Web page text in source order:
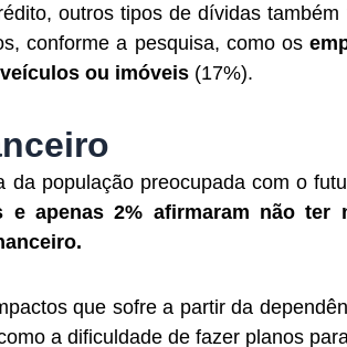
outros tipos de dívidas
conforme a pesquisa, como os
ou imóveis (17%).
da população preocupada com o
e apenas 2% afirmaram não ter
que sofre a partir da
a dificuldade de fazer planos